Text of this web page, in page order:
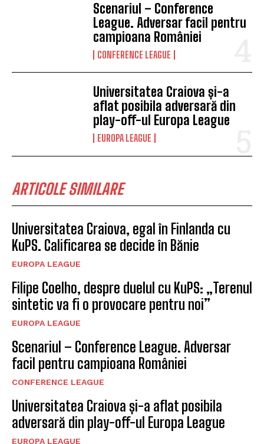
Scenariul – Conference
League. Adversar facil pentru
campioana României
CONFERENCE LEAGUE
Universitatea Craiova și-a
aflat posibila adversară din
play-off-ul Europa League
EUROPA LEAGUE
ARTICOLE SIMILARE
Universitatea Craiova, egal în Finlanda cu
KuPS. Calificarea se decide în Bănie
EUROPA LEAGUE
Filipe Coelho, despre duelul cu KuPS: „Terenul
sintetic va fi o provocare pentru noi”
EUROPA LEAGUE
Scenariul – Conference League. Adversar
facil pentru campioana României
CONFERENCE LEAGUE
Universitatea Craiova și-a aflat posibila
adversară din play-off-ul Europa League
EUROPA LEAGUE